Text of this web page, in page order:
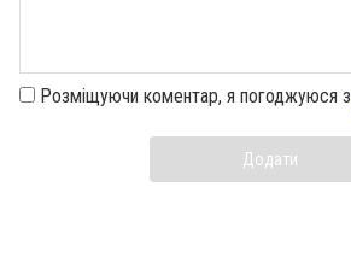
Розміщуючи коментар, я погоджуюся з
Додати